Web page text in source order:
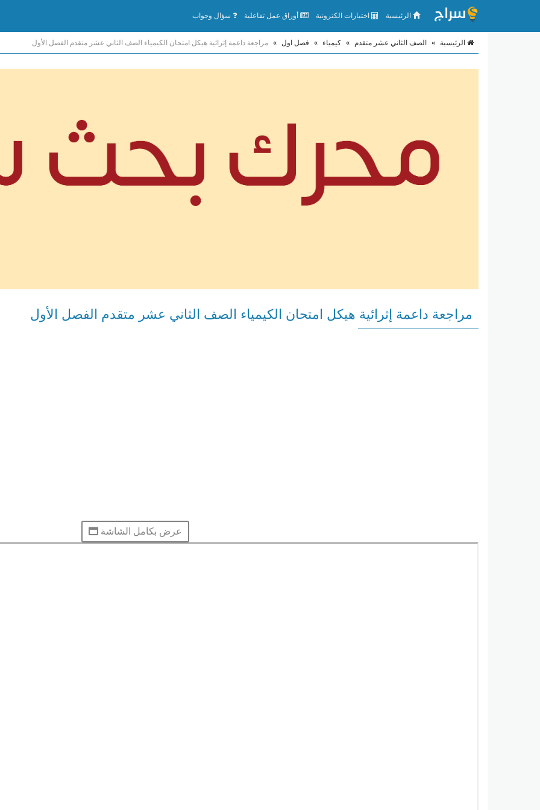
الرئيسية اختبارات الكترونية أوراق عمل تفاعلية سؤال وجواب
الرئيسية » الصف الثاني عشر متقدم » كيمياء » فصل اول » مراجعة داعمة إثرائية هيكل امتحان الكيمياء الصف الثاني عشر متقدم الفصل الأول
مراجعة داعمة إثرائية هيكل امتحان الكيمياء الصف الثاني عشر متقدم الفصل الأول
عرض بكامل الشاشة